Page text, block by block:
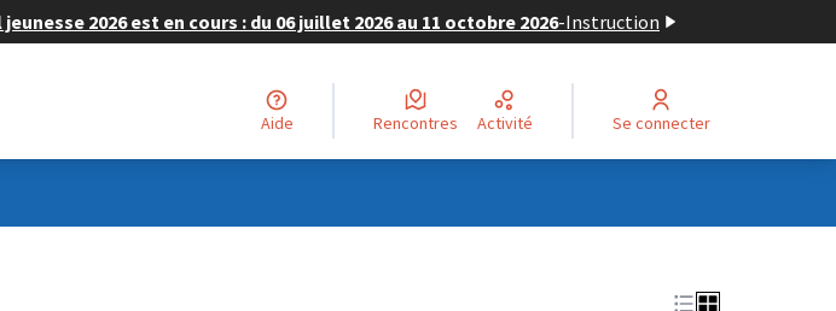
2026 est en cours : du 06 juillet 2026 au 11 octobre 2026-Instruction
Aide Rencontres Activité Se connecter